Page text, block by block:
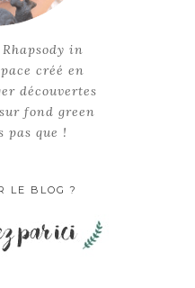
in
créé en
découvertes
fond green
pas que !
LE BLOG ?